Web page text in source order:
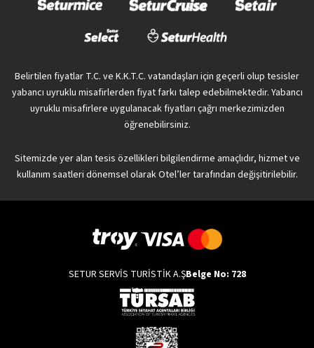
Belirtilen fiyatlar T.C. ve K.K.T.C. vatandaşları için geçerli olup tesisler
yabancı uyruklu misafirlerden fiyat farkı talep edebilmektedir. Yabancı
uyruklu misafirlere uygulanacak fiyatları çağrı merkezimizden
öğrenebilirsiniz.
Sitemizde yer alan tesis özellikleri bilgilendirme amaçlıdır, hizmet ve
kullanım saatleri dönemsel olarak Otel’ler tarafından değişitirilebilir.
SETUR SERVİS TURİSTİK A.ŞBelge No: 728